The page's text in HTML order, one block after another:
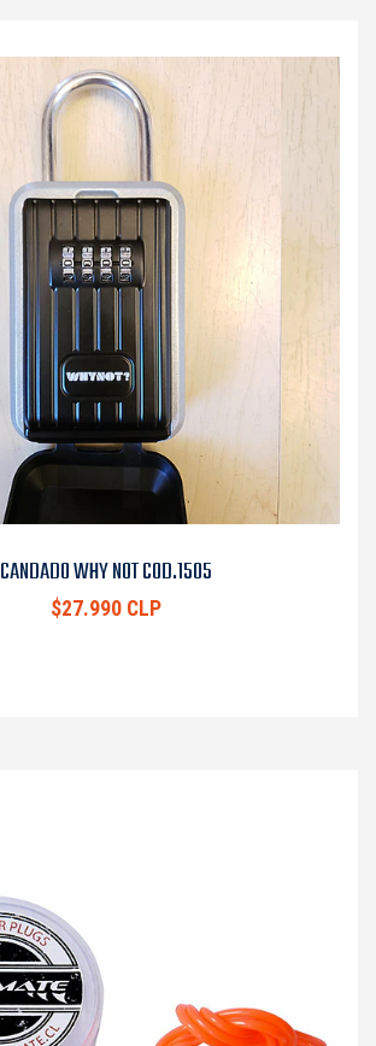
CANDADO WHY NOT COD.1505
$27.990 CLP